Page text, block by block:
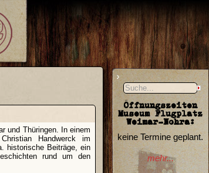
Öffnungszeiten
Museum Flugplatz
Weimar-Nohra:
keine Termine geplant.
mehr...
und Thüringen. In einem
Handwerck im
historische Beiträge, ein
rund um den